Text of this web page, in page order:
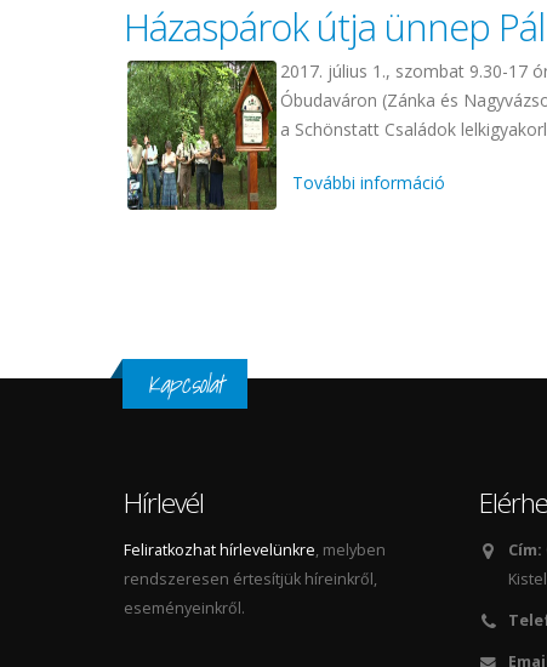
Házaspárok útja ünnep
2017. július 1., szombat 9.30-17
Óbudaváron (Zánka és
a Schönstatt Családok
További információ
Kapcsolat
Hírlevél
Feliratkozhat hírlevelünkre, melyben
rendszeresen értesítjük híreinkről,
eseményeinkről.
Cím: